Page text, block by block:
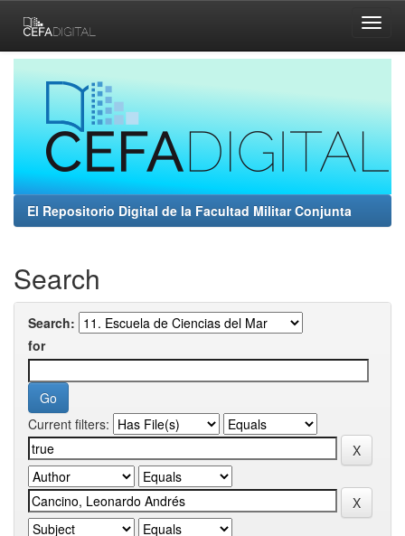
navigation
El Repositorio Digital de la Facultad Militar Conjunta
Search
Search:
for
Current filters: